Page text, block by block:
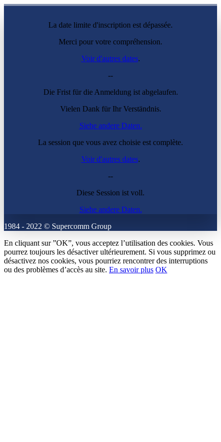
La date limite d'inscription est dépassée.
Merci pour votre compréhension.
Voir d'autres dates.
--
Die Frist für die Anmeldung ist abgelaufen.
Vielen Dank für Ihr Verständnis.
Siehe andere Daten.
La session que vous avez choisie est complète.
Voir d'autres dates.
--
Diese Session ist voll.
Siehe andere Daten.
1984 - 2022 © Supercomm Group
En cliquant sur ”OK”, vous acceptez l’utilisation des cookies. Vous
pourrez toujours les désactiver ultérieurement. Si vous supprimez ou
désactivez nos cookies, vous pourriez rencontrer des interruptions
ou des problèmes d’accès au site. En savoir plus OK